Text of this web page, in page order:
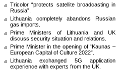
Tricolor “protects satellite broadcasting in
Russia”.
Lithuania completely abandons Russian
gas imports.
Prime Ministers of Lithuania and UK
discuss security situation and relations.
Prime Minister in the opening of “Kaunas –
European Capital of Culture 2022”.
Lithuania exchanged 5G application
experience with experts from the UK.